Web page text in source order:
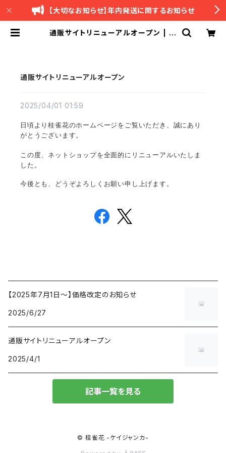
【大切なお知らせ】年内発送に関するお知らせ
通販サイトリニューアルオープン | 桂
通販サイトリニューアルオープン
2025/04/01 01:59
日頃より桂雀花のホームページをご覧いただき、誠にあり
がとうございます。
この度、ネットショップを全面的にリニューアルいたしま
した。
今後とも、どうぞよろしくお願い申し上げます。
【2025年7月1日〜】価格改定のお知らせ
2025/6/27
通販サイトリニューアルオープン
2025/4/1
記事一覧を見る
© 桂雀花 -ケイジャンカ-